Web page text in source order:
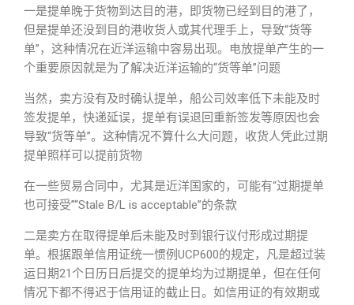
一是提单晚于货物到达目的港，即货物已经到目的港了，
但是提单还没到目的港收货人或其代理手上，导致“货等
单”，这种情况在近洋运输中容易出现。电放提单产生的一
个重要原因就是为了解决近洋运输的“货等单”问题
当然，卖方没有及时确认提单，船公司效率低下未能及时
签发提单，快递延误，提单有误退回重新签发等原因也会
导致“货等单”。这种情况不算什么大问题，收货人凭此过期
提单照样可以提前货物
在一些贸易合同中，尤其是近洋国家的，可能有“过期提单
也可接受”“Stale B/L is acceptable”的条款
二是卖方在取得提单后未能及时到银行议付形成过期提
单。根据跟单信用证统一惯例UCP600的规定，凡是超过装
运日期21个日历日后提交的提单均为过期提单，但在任何
情况下都不得迟于信用证的截止日。如信用证的有效期或